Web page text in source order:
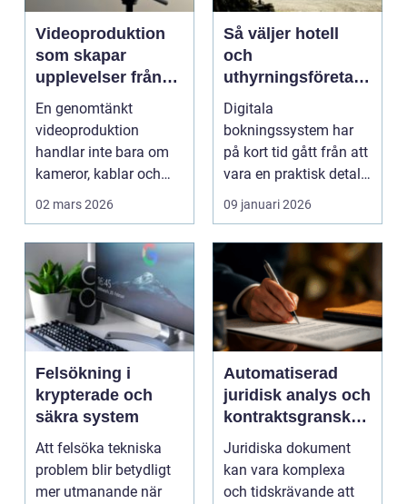
Videoproduktion
som skapar
upplevelser från
idé till färdig
sändning
En genomtänkt
videoproduktion
handlar inte bara om
kameror, kablar och
skärmar. Den handlar
02 mars 2026
Så väljer hotell
och
uthyrningsföretag
rätt
bokningssystem
Digitala
bokningssystem har
på kort tid gått från att
vara en praktisk detalj
till...
09 januari 2026
Felsökning i
krypterade och
säkra system
Att felsöka tekniska
problem blir betydligt
mer utmanande när
Automatiserad
juridisk analys och
kontraktsgranskni
ng
Juridiska dokument
kan vara komplexa
och tidskrävande att